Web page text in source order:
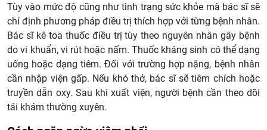
Tùy vào mức độ cũng như tình trạng sức khỏe mà bác sĩ sẽ
chỉ định phương pháp điều trị thích hợp với từng bệnh nhân.
Bác sĩ kê toa thuốc điều trị tùy theo nguyên nhân gây bệnh
do vi khuẩn, vi rút hoặc nấm. Thuốc kháng sinh có thể dạng
uống hoặc dạng tiêm. Đối với trường hợp nặng, bệnh nhân
cần nhập viện gấp. Nếu khó thở, bác sĩ sẽ tiêm chích hoặc
truyền dẫn oxy. Sau khi xuất viện, người bệnh cần theo dõi
tái khám thường xuyên.